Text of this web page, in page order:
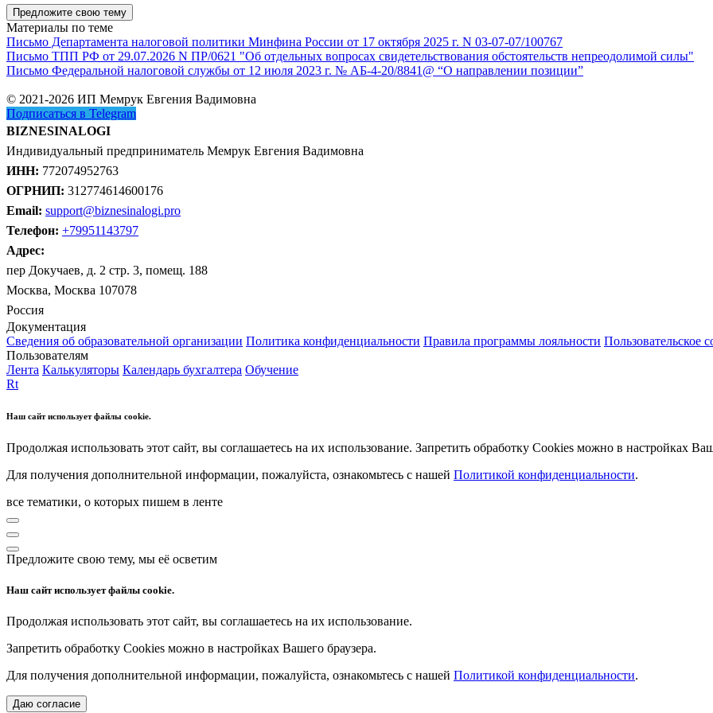
Предложите свою тему
Материалы по теме
Письмо Департамента налоговой политики Минфина России от 17 октября 2025 г. N 03-07-07/100767
Письмо ТПП РФ от 29.07.2026 N ПР/0621 "Об отдельных вопросах свидетельствования обстоятельств непреодолимой силы"
Письмо Федеральной налоговой службы от 12 июля 2023 г. № АБ-4-20/8841@ “О направлении позиции”
© 2021-2026 ИП Мемрук Евгения Вадимовна
Подписаться в Telegram
BIZNESINALOGI
Индивидуальный предприниматель Мемрук Евгения Вадимовна
ИНН: 772074952763
ОГРНИП: 312774614600176
Email: support@biznesinalogi.pro
Телефон: +79951143797
Адрес:
пер Докучаев, д. 2 стр. 3, помещ. 188
Москва, Москва 107078
Россия
Документация
Сведения об образовательной организации Политика конфиденциальности Правила программы лояльности Пользовательское
Пользователям
Лента Калькуляторы Календарь бухгалтера Обучение
Rt
Наш сайт использует файлы cookie.
Продолжая использовать этот сайт, вы соглашаетесь на их использование. Запретить обработку Cookies можно в настройках
Для получения дополнительной информации, пожалуйста, ознакомьтесь с нашей Политикой конфиденциальности.
все тематики, о которых пишем в ленте
Предложите свою тему, мы её осветим
Наш сайт использует файлы cookie.
Продолжая использовать этот сайт, вы соглашаетесь на их использование.
Запретить обработку Cookies можно в настройках Вашего браузера.
Для получения дополнительной информации, пожалуйста, ознакомьтесь с нашей Политикой конфиденциальности.
Даю согласие